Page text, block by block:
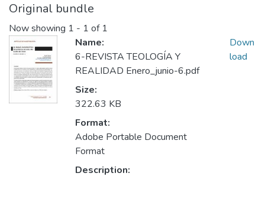
Original bundle
Now showing 1 - 1 of 1
Name:
6-REVISTA TEOLOGÍA Y
REALIDAD Enero_junio-6.pdf
Size:
322.63 KB
Format:
Adobe Portable Document
Format
Description:
Down
load